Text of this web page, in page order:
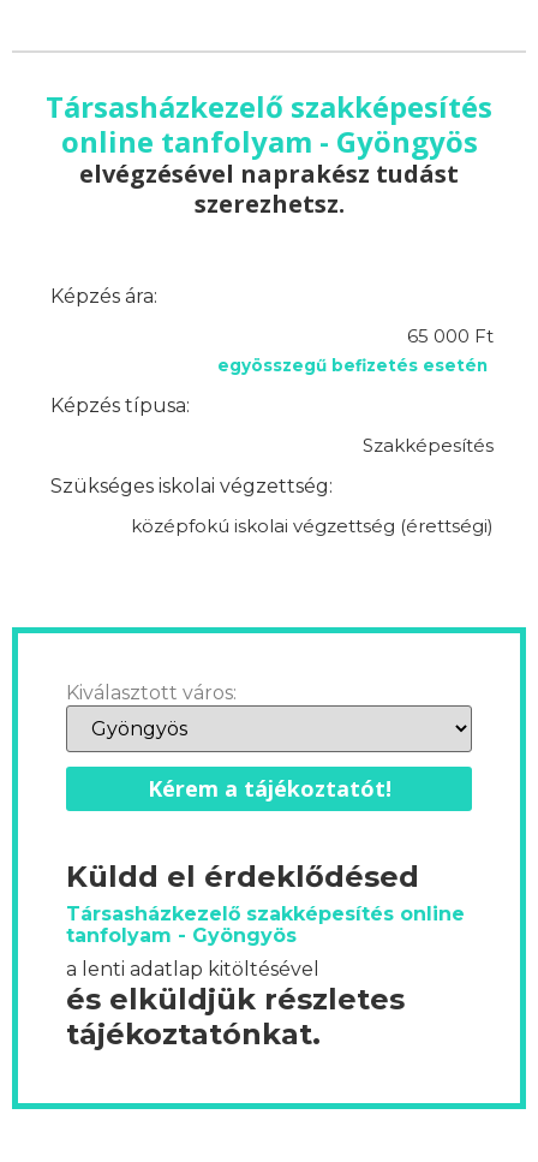
Társasházkezelő szakképesítés
online tanfolyam - Gyöngyös
elvégzésével naprakész tudást
szerezhetsz.
Képzés ára:
65 000 Ft
egyösszegű befizetés esetén
Képzés típusa:
Szakképesítés
Szükséges iskolai végzettség:
középfokú iskolai végzettség (érettségi)
Kiválasztott város:
Kérem a tájékoztatót!
Küldd el érdeklődésed
Társasházkezelő szakképesítés online
tanfolyam - Gyöngyös
a lenti adatlap kitöltésével
és elküldjük részletes
tájékoztatónkat.